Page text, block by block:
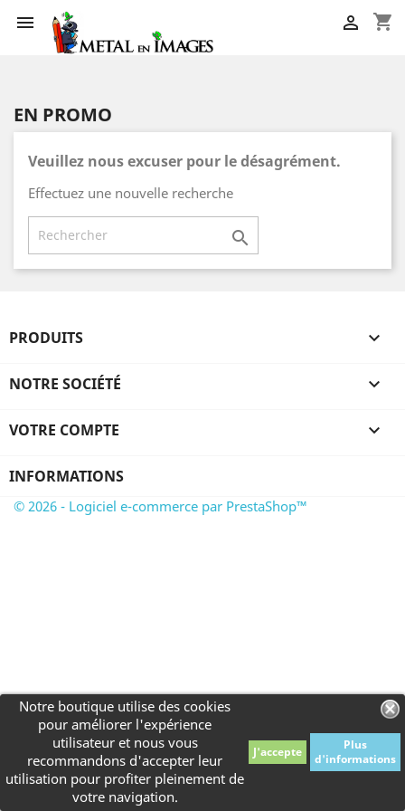
 shopping_cart

Notre boutique utilise des cookies
pour améliorer l'expérience
utilisateur et nous vous
recommandons d'accepter leur
utilisation pour profiter pleinement de
votre navigation.
J'accepte
Plus
d'informations
EN PROMO
Veuillez nous excuser pour le désagrément.
Effectuez une nouvelle recherche

PRODUITS 
NOTRE SOCIÉTÉ 
VOTRE COMPTE 
INFORMATIONS
© 2026 - Logiciel e-commerce par PrestaShop™